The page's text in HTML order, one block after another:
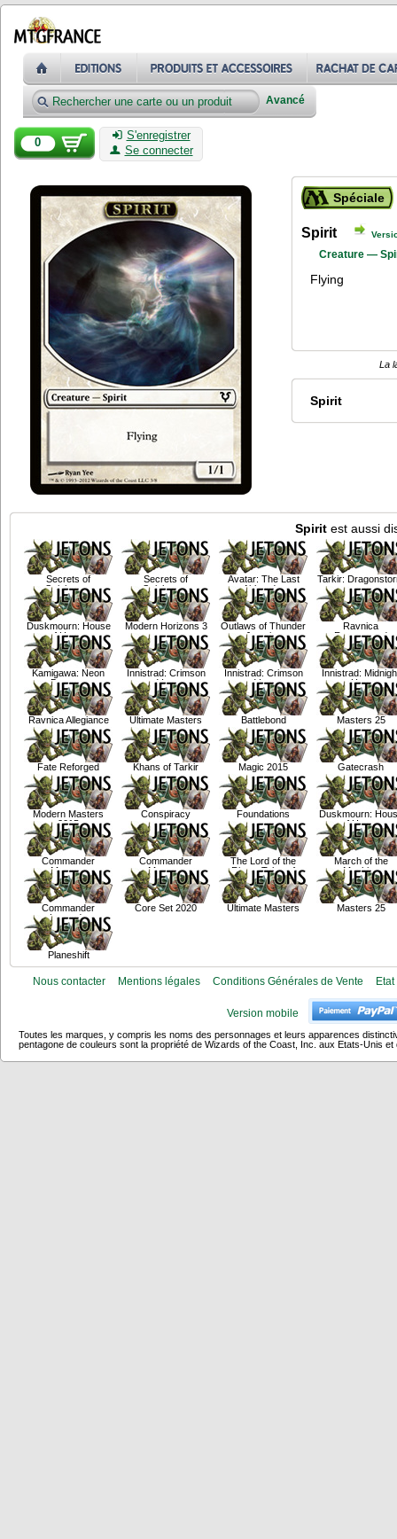
Avancé
0
S'enregistrer
Se connecter
Spéciale
Spirit
Creature —
Flying
La
Spirit
Spirit est aussi
Secrets of
Strixhaven
Secrets of
Strixhaven
Avatar: The Last
Airbender
Tarkir:
Duskmourn: House
of Horror
Modern Horizons 3
Outlaws of Thunder
Junction
Ravnica
Remastered
Kamigawa: Neon
Dynasty
Innistrad: Crimson
Vow
Innistrad: Crimson
Vow
Innistrad:
Hunt
Ravnica Allegiance Ultimate Masters Battlebond Masters 25
Fate Reforged Khans of Tarkir Magic 2015 Gatecrash
Modern Masters
2015
Conspiracy Foundations
Duskmourn:
of Horror
Commander
Masters
Commander
Masters
The Lord of the
Rings: Tales of
Middle Earth
March of the
Machine
Commander
Legends
Core Set 2020 Ultimate Masters Masters 25
Planeshift
Nous contacter Mentions légales Conditions Générales de Vente
Version mobile
Toutes les marques, y compris les noms des personnages et leurs apparences
pentagone de couleurs sont la propriété de Wizards of the Coast, Inc. aux Etats-Unis